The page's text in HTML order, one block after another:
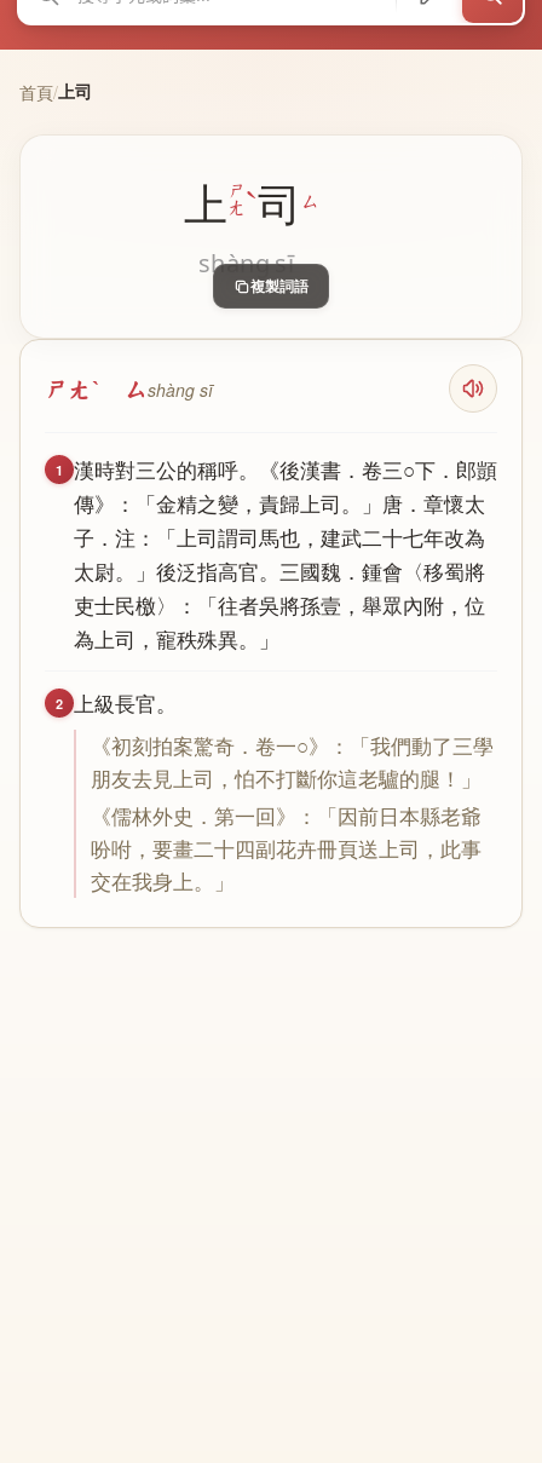
首頁/上司
上 ㄕ
ㄤˋ
shàng
司 ㄙ
sī
複製詞語
ㄕㄤˋ ㄙshàng sī
1 漢時對三公的稱呼。《後漢書 ． 卷三○下 ． 郎顗
傳》：「金精之變 ， 責歸上司。」 唐 ． 章懷太
子 ． 注 ：「上司謂司馬也 ， 建武二十七年改為
太尉。」 後泛指高官。 三國魏 ． 鍾會 〈移蜀將
吏士民檄〉：「往者吳將孫壹 ， 舉眾內附 ， 位
為上司 ， 寵秩殊異。」
2 上級長官。
《初刻拍案驚奇 ． 卷一○》：「我們動了三學
朋友去見上司 ，怕不打斷你這老驢的腿 ！」
《儒林外史 ． 第一回》：「因前日本縣老爺
吩咐 ， 要畫二十四副花卉冊頁送上司 ， 此事
交在我身上。」